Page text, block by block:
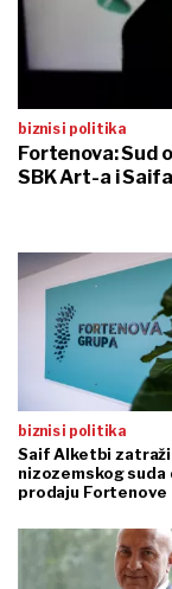
biznis i politika
Fortenova: Sud
SBK Art-a i
biznis i politika
Saif Alketbi
nizozemskog suda
prodaju Fortenove